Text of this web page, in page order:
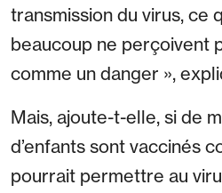
transmission du virus, ce
beaucoup ne perçoivent
comme un danger »,
Mais, ajoute-t-elle, si de
d’enfants sont vaccinés
pourrait permettre au